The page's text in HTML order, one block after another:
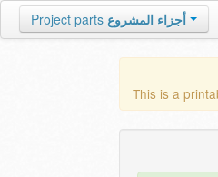
Project parts أجزاء المشروع
This is a